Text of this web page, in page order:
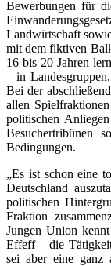
Bewerbungen für
Landwirtschaft
mit dem fiktiven
16 bis 20 Jahren
– in
Bei der
allen
politischen
Besuchertribünen
Bedingungen.
„Es ist schon eine
Deutschland
politischen
Fraktion
Jungen Union
Effeff – die
sei aber eine ganz